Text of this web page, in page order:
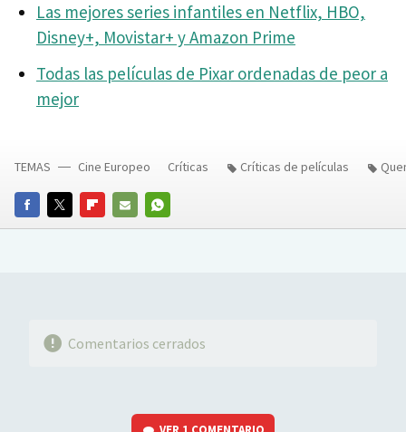
Las mejores series infantiles en Netflix, HBO,
Disney+, Movistar+ y Amazon Prime
Todas las películas de Pixar ordenadas de peor a
mejor
FACEBOOKTWITTERFLIPBOARD
E-
WHATSAPP
TEMAS Cine Europeo Críticas Críticas de películas
Comentarios cerrados